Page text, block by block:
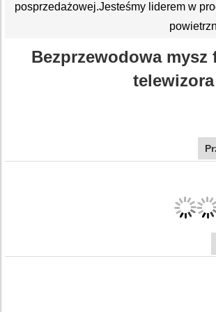
posprzedażowej.Jesteśmy liderem w
Bezprzewodowa